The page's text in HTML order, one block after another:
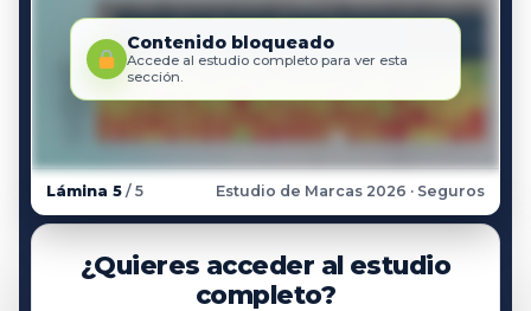
Contenido bloqueado
Accede al estudio completo para ver esta
sección.
Lámina 5 / 5 Estudio de Marcas 2026 · Seguros
¿Quieres acceder al estudio
completo?